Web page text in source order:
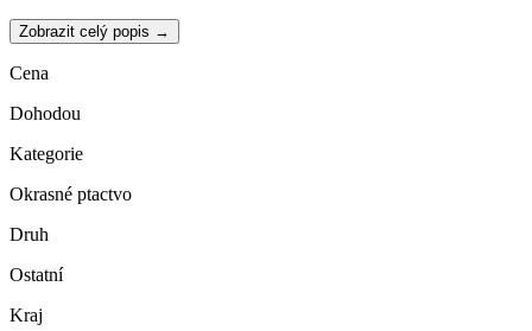
Zobrazit celý popis →
Cena
Dohodou
Kategorie
Okrasné ptactvo
Druh
Ostatní
Kraj